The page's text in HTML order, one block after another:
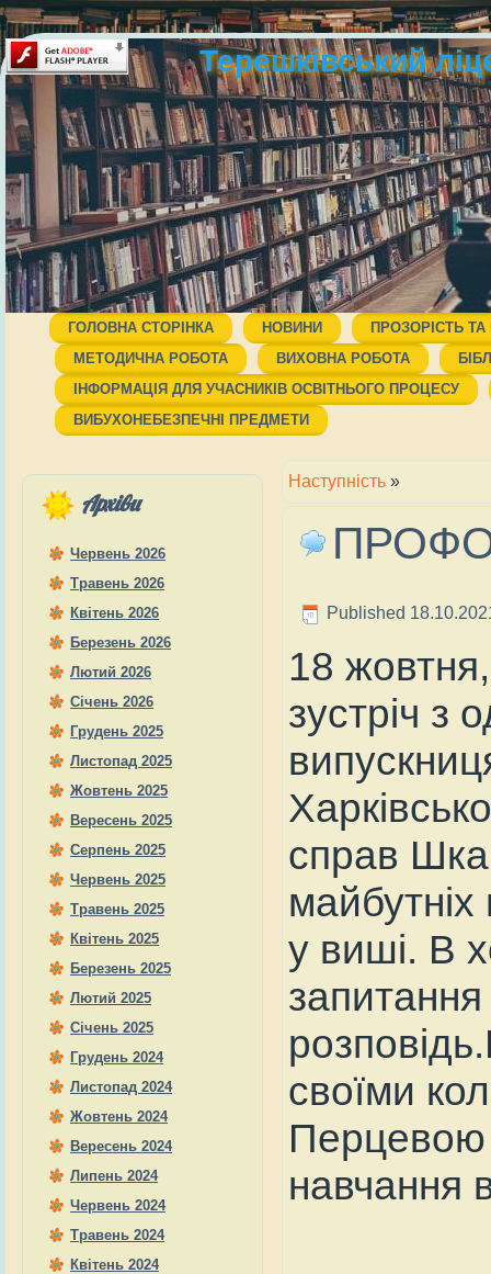
Терешківський
ГОЛОВНА СТОРІНКА НОВИНИ
ПРОЗОРІСТЬ
МЕТОДИЧНА РОБОТА
ВИХОВНА РОБОТА
ІНФОРМАЦІЯ ДЛЯ УЧАСНИКІВ ОСВІТНЬОГО ПРОЦЕСУ
ВИБУХОНЕБЕЗПЕЧНІ ПРЕДМЕТИ
Архіви
Червень 2026
Травень 2026
Квітень 2026
Березень 2026
Лютий 2026
Січень 2026
Грудень 2025
Листопад 2025
Жовтень 2025
Вересень 2025
Серпень 2025
Червень 2025
Травень 2025
Квітень 2025
Березень 2025
Лютий 2025
Січень 2025
Грудень 2024
Листопад 2024
Жовтень 2024
Вересень 2024
Липень 2024
Червень 2024
Травень 2024
Квітень 2024
Наступність »
Published
18
зустріч з
справ
у виші. В
своїми
Перцевою
навчання